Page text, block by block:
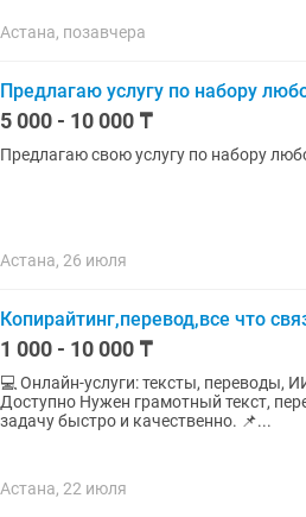
Астана, позавчера
Предлагаю услугу по набору
5 000 - 10 000 ₸
Предлагаю свою услугу по набору
Астана, 26 июля
Копирайтинг,перевод,все что
1 000 - 10 000 ₸
💻 Онлайн-услуги: тексты, переводы, ИИ и обработка
Доступно Нужен грамотный текст, перевод или помощь с контентом? Помогу выполнить
задачу быстро и качественно. 📌...
Астана, 22 июля